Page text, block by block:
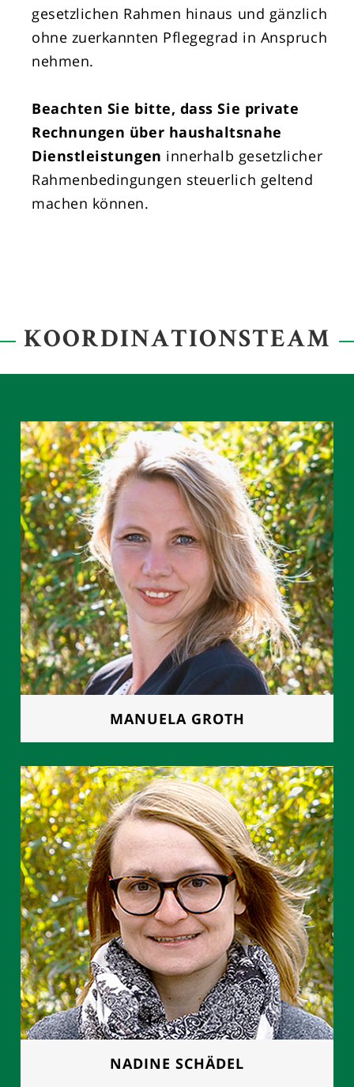
gesetzlichen Rahmen hinaus und gänzlich
ohne zuerkannten Pflegegrad in Anspruch
nehmen.
Beachten Sie bitte, dass Sie private
Rechnungen über haushaltsnahe
Dienstleistungen innerhalb gesetzlicher
Rahmenbedingungen steuerlich geltend
machen können.
KOORDINATIONSTEAM
MANUELA GROTH
FRAU MANUELA GROTH
Geschäftsleitung
0177 - 8892614
NADINE SCHÄDEL